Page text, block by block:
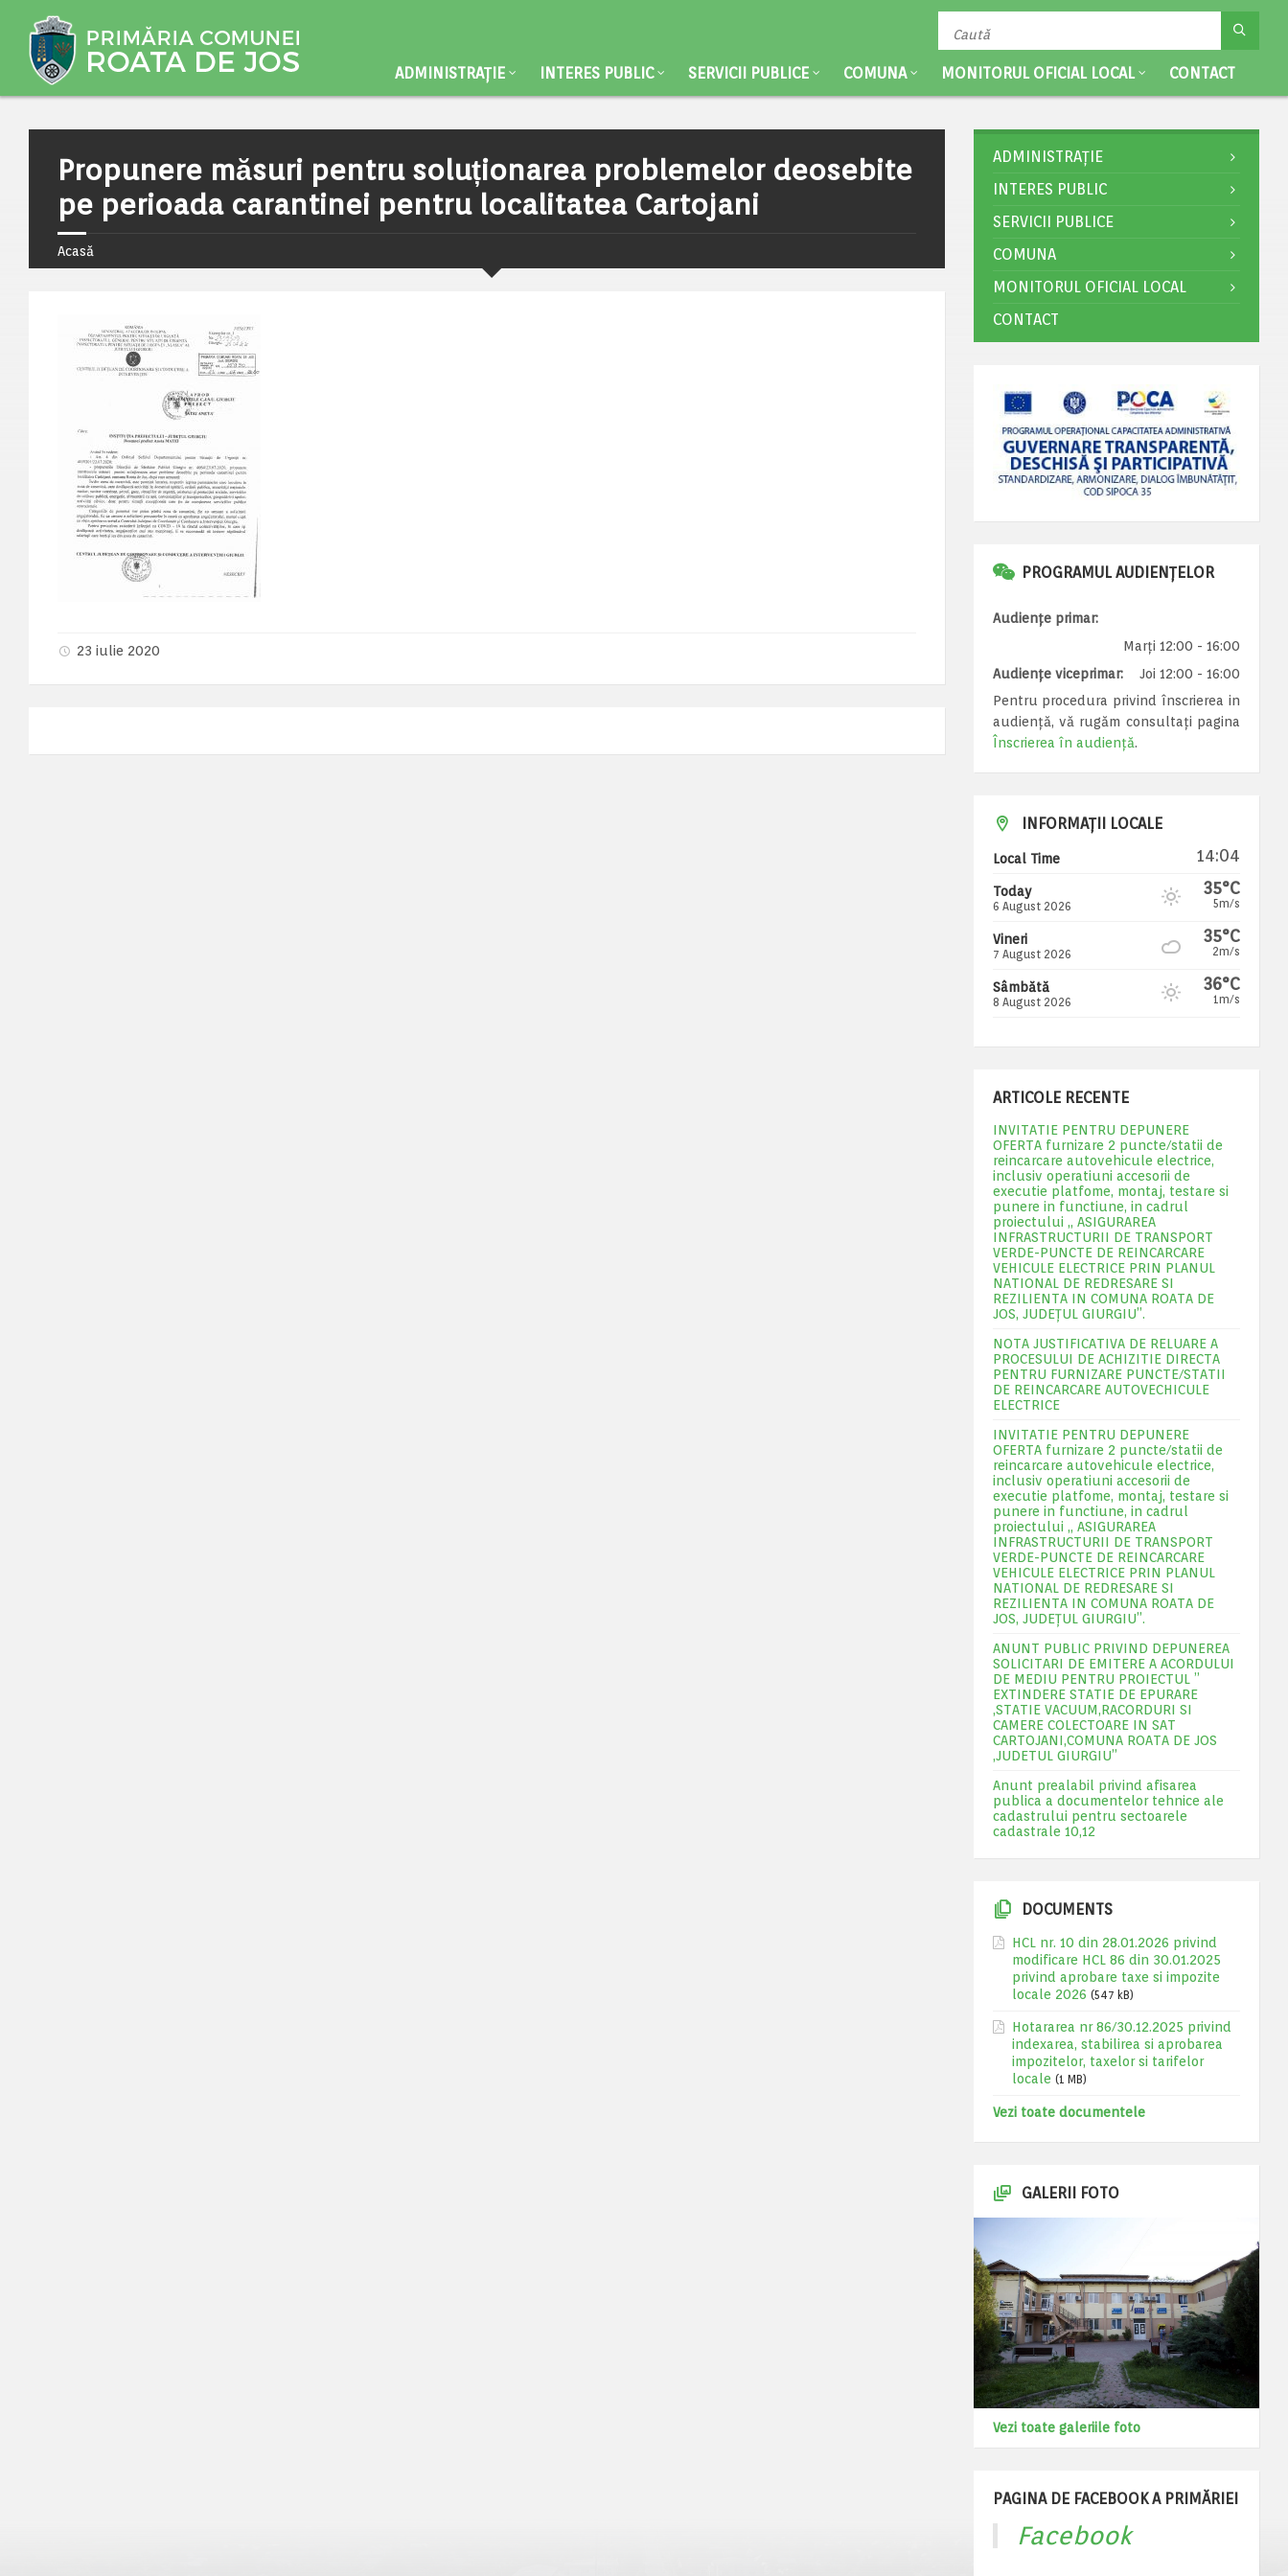
ADMINISTRAȚIE INTERES PUBLIC SERVICII PUBLICE COMUNA MONITORUL OFICIAL LOCAL CONTACT
Propunere măsuri pentru soluționarea problemelor deosebite
pe perioada carantinei pentru localitatea Cartojani
Acasă
23 iulie 2020
ADMINISTRAȚIE
INTERES PUBLIC
SERVICII PUBLICE
COMUNA
MONITORUL OFICIAL LOCAL
CONTACT
PROGRAMUL AUDIENȚELOR
Audiențe primar:
Marți 12:00 - 16:00
Audiențe viceprimar:
Joi 12:00 - 16:00
Pentru procedura privind înscrierea in
audiență, vă rugăm consultați pagina
Înscrierea în audiență.
INFORMAȚII LOCALE
Local Time 14:04
Today
6 August 2026
35°C
5m/s
Vineri
7 August 2026
35°C
2m/s
Sâmbătă
8 August 2026
36°C
1m/s
ARTICOLE RECENTE
INVITATIE PENTRU DEPUNERE
OFERTA furnizare 2 puncte/statii de
reincarcare autovehicule electrice,
inclusiv operatiuni accesorii de
executie platfome, montaj, testare si
punere in functiune, in cadrul
proiectului „ ASIGURAREA
INFRASTRUCTURII DE TRANSPORT
VERDE-PUNCTE DE REINCARCARE
VEHICULE ELECTRICE PRIN PLANUL
NATIONAL DE REDRESARE SI
REZILIENTA IN COMUNA ROATA DE
JOS, JUDEŢUL GIURGIU”.
NOTA JUSTIFICATIVA DE RELUARE A
PROCESULUI DE ACHIZITIE DIRECTA
PENTRU FURNIZARE PUNCTE/STATII
DE REINCARCARE AUTOVECHICULE
ELECTRICE
INVITATIE PENTRU DEPUNERE
OFERTA furnizare 2 puncte/statii de
reincarcare autovehicule electrice,
inclusiv operatiuni accesorii de
executie platfome, montaj, testare si
punere in functiune, in cadrul
proiectului „ ASIGURAREA
INFRASTRUCTURII DE TRANSPORT
VERDE-PUNCTE DE REINCARCARE
VEHICULE ELECTRICE PRIN PLANUL
NATIONAL DE REDRESARE SI
REZILIENTA IN COMUNA ROATA DE
JOS, JUDEŢUL GIURGIU”.
ANUNT PUBLIC PRIVIND DEPUNEREA
SOLICITARI DE EMITERE A ACORDULUI
DE MEDIU PENTRU PROIECTUL ”
EXTINDERE STATIE DE EPURARE
,STATIE VACUUM,RACORDURI SI
CAMERE COLECTOARE IN SAT
CARTOJANI,COMUNA ROATA DE JOS
,JUDETUL GIURGIU”
Anunt prealabil privind afisarea
publica a documentelor tehnice ale
cadastrului pentru sectoarele
cadastrale 10,12
DOCUMENTS
HCL nr. 10 din 28.01.2026 privind
modificare HCL 86 din 30.01.2025
privind aprobare taxe si impozite
locale 2026 (547 kB)
Hotararea nr 86/30.12.2025 privind
indexarea, stabilirea si aprobarea
impozitelor, taxelor si tarifelor
locale (1 MB)
Vezi toate documentele
GALERII FOTO
Vezi toate galeriile foto
PAGINA DE FACEBOOK A PRIMĂRIEI
Facebook